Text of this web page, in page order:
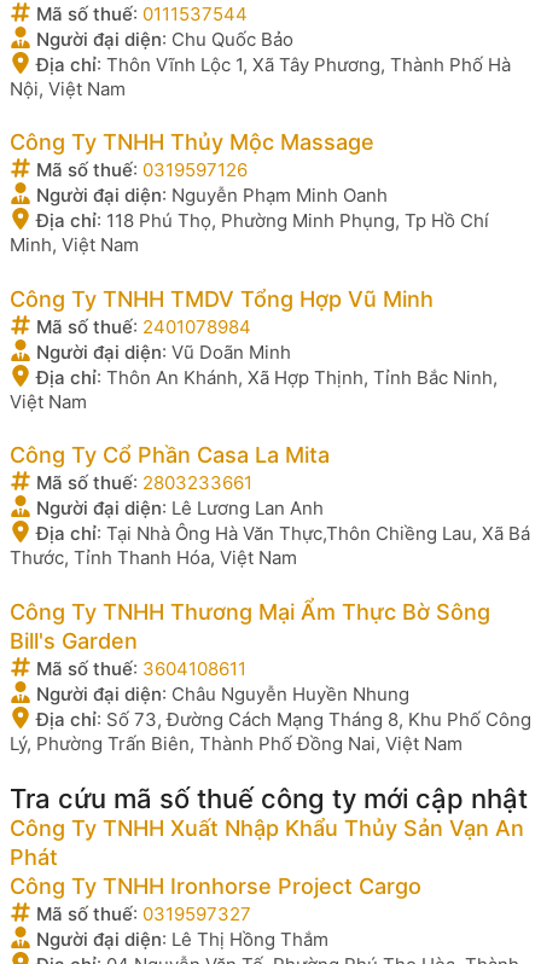
Mã số thuế: 0111537544
Người đại diện: Chu Quốc Bảo
Địa chỉ: Thôn Vĩnh Lộc 1, Xã Tây Phương, Thành Phố Hà
Nội, Việt Nam
Công Ty TNHH Thủy Mộc Massage
Mã số thuế: 0319597126
Người đại diện: Nguyễn Phạm Minh Oanh
Địa chỉ: 118 Phú Thọ, Phường Minh Phụng, Tp Hồ Chí
Minh, Việt Nam
Công Ty TNHH TMDV Tổng Hợp Vũ Minh
Mã số thuế: 2401078984
Người đại diện: Vũ Doãn Minh
Địa chỉ: Thôn An Khánh, Xã Hợp Thịnh, Tỉnh Bắc Ninh,
Việt Nam
Công Ty Cổ Phần Casa La Mita
Mã số thuế: 2803233661
Người đại diện: Lê Lương Lan Anh
Địa chỉ: Tại Nhà Ông Hà Văn Thực,Thôn Chiềng Lau, Xã Bá
Thước, Tỉnh Thanh Hóa, Việt Nam
Công Ty TNHH Thương Mại Ẩm Thực Bờ Sông
Bill's Garden
Mã số thuế: 3604108611
Người đại diện: Châu Nguyễn Huyền Nhung
Địa chỉ: Số 73, Đường Cách Mạng Tháng 8, Khu Phố Công
Lý, Phường Trấn Biên, Thành Phố Đồng Nai, Việt Nam
Tra cứu mã số thuế công ty mới cập nhật
Công Ty TNHH Xuất Nhập Khẩu Thủy Sản Vạn An
Phát
Công Ty TNHH Ironhorse Project Cargo
Mã số thuế: 0319597327
Người đại diện: Lê Thị Hồng Thắm